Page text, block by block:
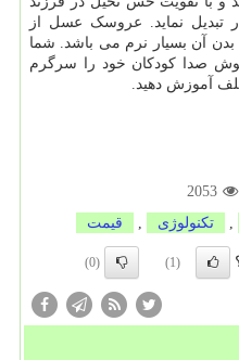
تبدیل نماید. عروسک عسل از
آن بسیار نرم می باشد. شما
صدا کودکان خود را سرگرم
آموزش دهید.
2053
تكنولوژی قیمت
(1)
(0)